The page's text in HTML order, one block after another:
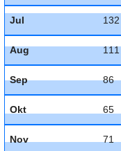
Jul 132
Aug 111
Sep 86
Okt 65
Nov 71